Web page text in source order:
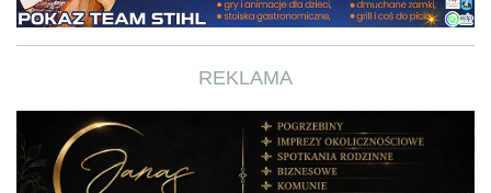
REKLAMA